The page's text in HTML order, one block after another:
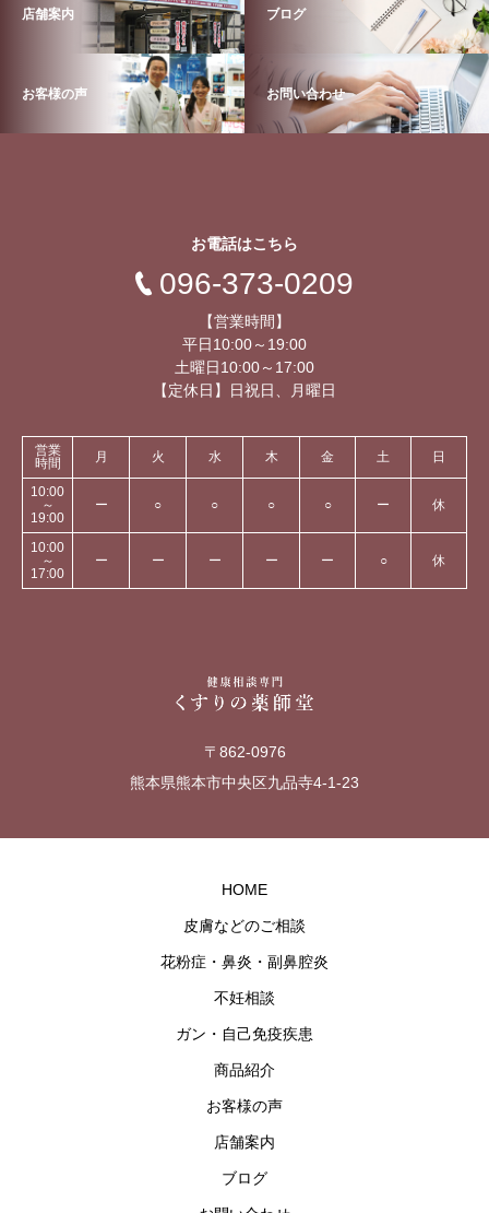
店舗案内 ブログ
お客様の声 お問い合わせ
お電話はこちら
096-373-0209
【営業時間】
平日10:00～19:00
土曜日10:00～17:00
【定休日】日祝日、月曜日
営業
時間
月 火 水 木 金 土 日
10:00
～
19:00
ー ○ ○ ○ ○ ー 休
10:00
～
17:00
ー ー ー ー ー ○ 休
〒862-0976
熊本県熊本市中央区九品寺4-1-23
HOME
皮膚などのご相談
花粉症・鼻炎・副鼻腔炎
不妊相談
ガン・自己免疫疾患
商品紹介
お客様の声
店舗案内
ブログ